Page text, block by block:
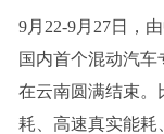
9月22-9月27日，
国内首个混动汽车
在云南圆满结束。
耗、高速真实能耗